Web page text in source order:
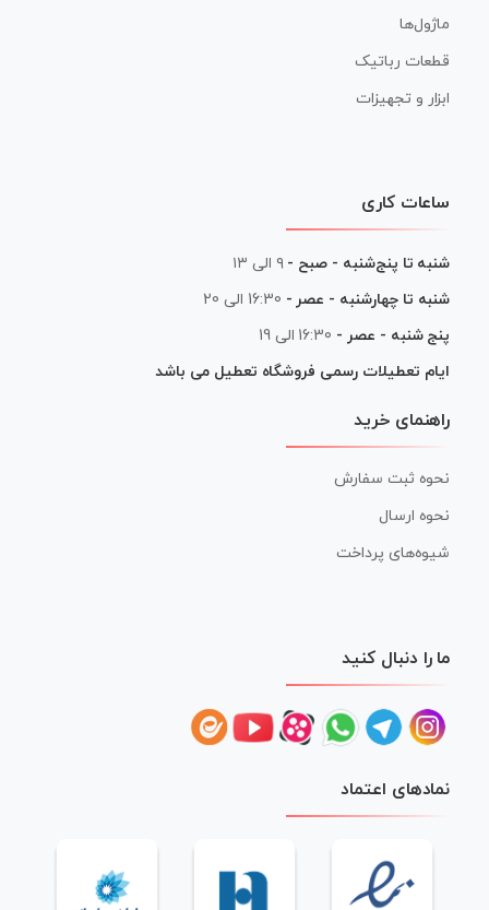
ماژول‌ها
قطعات رباتیک
ابزار و تجهیزات
ساعات کاری
شنبه تا پنج‌شنبه - صبح - ۹ الی ۱۳
شنبه تا چهارشنبه - عصر - 16:30 الی 20
پنج شنبه - عصر - 16:30 الی 19
ایام تعطیلات رسمی فروشگاه تعطیل می باشد
راهنمای خرید
نحوه ثبت سفارش
نحوه ارسال
شیوه‌های پرداخت
ما را دنبال کنید
نمادهای اعتماد